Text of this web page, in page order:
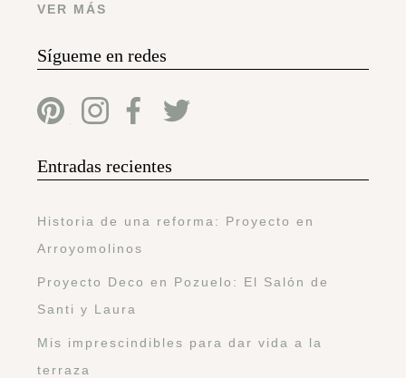
VER MÁS
Sígueme en redes
Entradas recientes
Historia de una reforma: Proyecto en
Arroyomolinos
Proyecto Deco en Pozuelo: El Salón de
Santi y Laura
Mis imprescindibles para dar vida a la
terraza